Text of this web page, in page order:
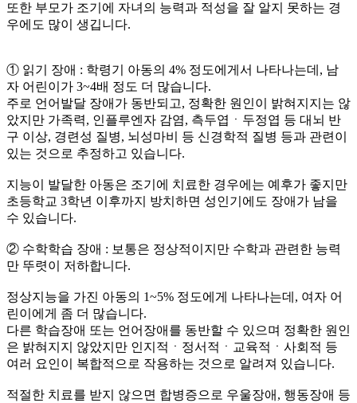
또한 부모가 조기에 자녀의 능력과 적성을 잘 알지 못하는 경
우에도 많이 생깁니다.
① 읽기 장애 : 학령기 아동의 4% 정도에게서 나타나는데, 남
자 어린이가 3~4배 정도 더 많습니다.
주로 언어발달 장애가 동반되고, 정확한 원인이 밝혀지지는 않
았지만 가족력, 인플루엔자 감염, 측두엽ㆍ두정엽 등 대뇌 반
구 이상, 경련성 질병, 뇌성마비 등 신경학적 질병 등과 관련이
있는 것으로 추정하고 있습니다.
지능이 발달한 아동은 조기에 치료한 경우에는 예후가 좋지만
초등학교 3학년 이후까지 방치하면 성인기에도 장애가 남을
수 있습니다.
② 수학학습 장애 : 보통은 정상적이지만 수학과 관련한 능력
만 뚜렷이 저하합니다.
정상지능을 가진 아동의 1~5% 정도에게 나타나는데, 여자 어
린이에게 좀 더 많습니다.
다른 학습장애 또는 언어장애를 동반할 수 있으며 정확한 원인
은 밝혀지지 않았지만 인지적ㆍ정서적ㆍ교육적ㆍ사회적 등
여러 요인이 복합적으로 작용하는 것으로 알려져 있습니다.
적절한 치료를 받지 않으면 합병증으로 우울장애, 행동장애 등